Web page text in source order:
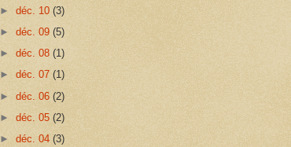
► déc. 10 (3)
► déc. 09 (5)
► déc. 08 (1)
► déc. 07 (1)
► déc. 06 (2)
► déc. 05 (2)
► déc. 04 (3)